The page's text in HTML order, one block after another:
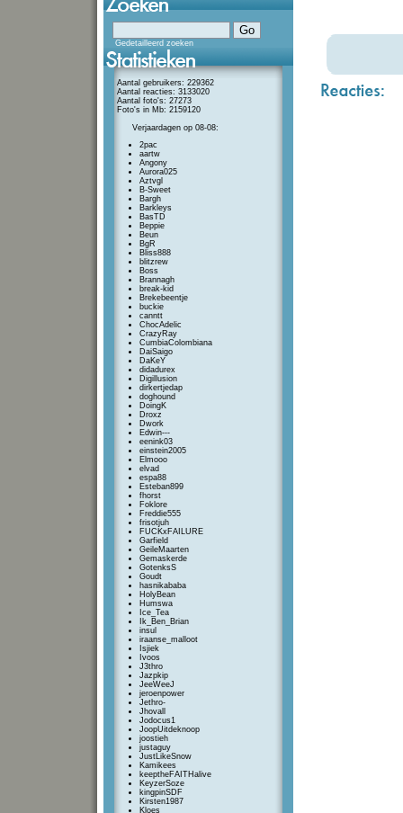
Gedetailleerd zoeken
Aantal gebruikers: 229362
Aantal reacties: 3133020
Aantal foto's: 27273
Foto's in Mb: 2159120
Verjaardagen op 08-08:
2pac
aartw
Angony
Aurora025
Aztvgl
B-Sweet
Bargh
Barkleys
BasTD
Beppie
Beun
BgR
Bliss888
blitzrew
Boss
Brannagh
break-kid
Brekebeentje
buckie
canntt
ChocAdelic
CrazyRay
CumbiaColombiana
DaiSaigo
DaKeY
didadurex
Digillusion
dirkertjedap
doghound
DoingK
Droxz
Dwork
Edwin---
eenink03
einstein2005
Elmooo
elvad
espa88
Esteban899
fhorst
Foklore
Freddie555
frisotjuh
FUCKxFAILURE
Garfield
GeileMaarten
Gemaskerde
GotenksS
Goudt
hasnikababa
HolyBean
Humswa
Ice_Tea
Ik_Ben_Brian
insul
iraanse_malloot
Isjiek
Ivoos
J3thro
Jazpkip
JeeWeeJ
jeroenpower
Jethro-
Jhovall
Jodocus1
JoopUitdeknoop
joostieh
justaguy
JustLikeSnow
Kamikees
keeptheFAITHalive
KeyzerSoze
kingpinSDF
Kirsten1987
Kloes